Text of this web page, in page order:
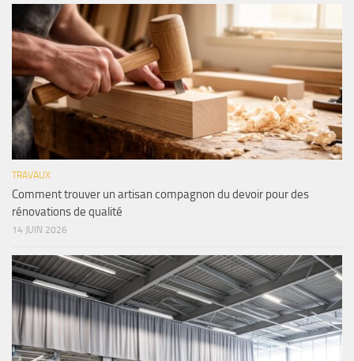
TRAVAUX
Comment trouver un artisan compagnon du devoir pour des
rénovations de qualité
14 JUIN 2026